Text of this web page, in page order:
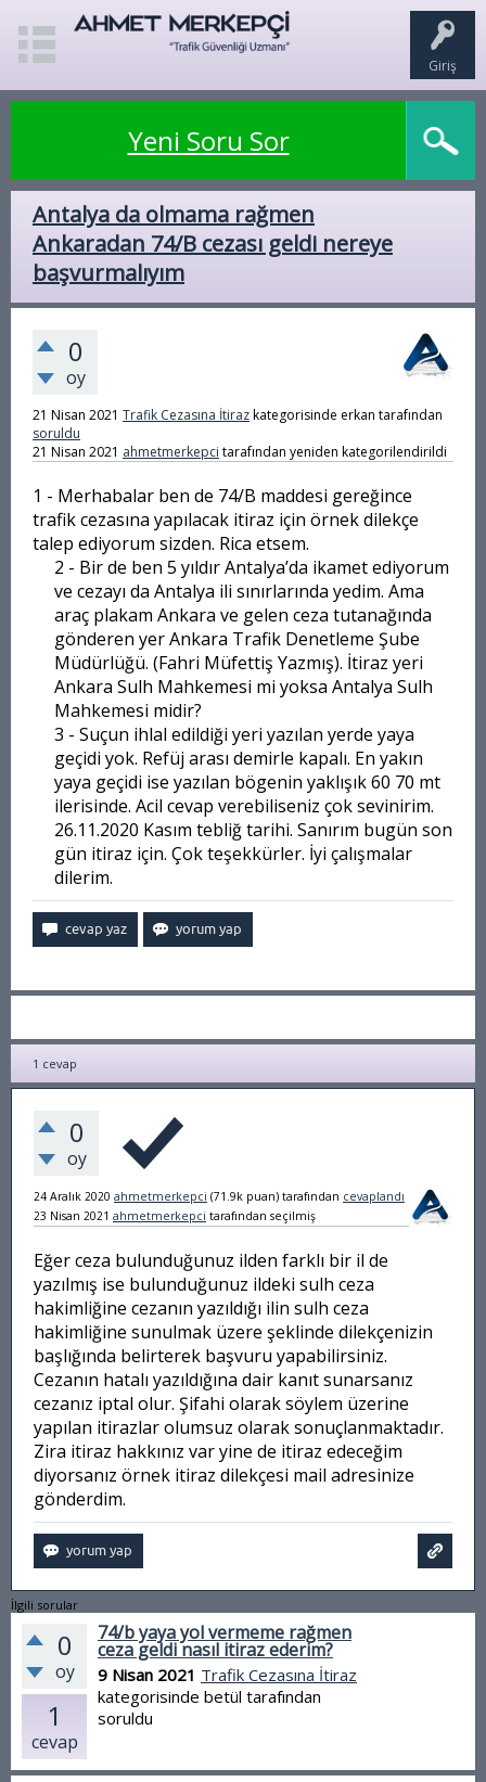
Giriş
Yeni Soru Sor
Antalya da olmama rağmen
Ankaradan 74/B cezası geldi nereye
başvurmalıyım
0
oy
21 Nisan 2021 Trafik Cezasına İtirazkategorisinde erkan tarafından
soruldu
21 Nisan 2021 ahmetmerkepci tarafından yeniden kategorilendirildi
1 - Merhabalar ben de 74/B maddesi gereğince
trafik cezasına yapılacak itiraz için örnek dilekçe
talep ediyorum sizden. Rica etsem.
2 - Bir de ben 5 yıldır Antalya’da ikamet ediyorum
ve cezayı da Antalya ili sınırlarında yedim. Ama
araç plakam Ankara ve gelen ceza tutanağında
gönderen yer Ankara Trafik Denetleme Şube
Müdürlüğü. (Fahri Müfettiş Yazmış). İtiraz yeri
Ankara Sulh Mahkemesi mi yoksa Antalya Sulh
Mahkemesi midir?
3 - Suçun ihlal edildiği yeri yazılan yerde yaya
geçidi yok. Refüj arası demirle kapalı. En yakın
yaya geçidi ise yazılan bögenin yaklışık 60 70 mt
ilerisinde. Acil cevap verebiliseniz çok sevinirim.
26.11.2020 Kasım tebliğ tarihi. Sanırım bugün son
gün itiraz için. Çok teşekkürler. İyi çalışmalar
dilerim.
1 cevap
0
oy
24 Aralık 2020 ahmetmerkepci (71.9k puan) tarafından cevaplandı
23 Nisan 2021 ahmetmerkepci tarafından seçilmiş
Eğer ceza bulunduğunuz ilden farklı bir il de
yazılmış ise bulunduğunuz ildeki sulh ceza
hakimliğine cezanın yazıldığı ilin sulh ceza
hakimliğine sunulmak üzere şeklinde dilekçenizin
başlığında belirterek başvuru yapabilirsiniz.
Cezanın hatalı yazıldığına dair kanıt sunarsanız
cezanız iptal olur. Şifahi olarak söylem üzerine
yapılan itirazlar olumsuz olarak sonuçlanmaktadır.
Zira itiraz hakkınız var yine de itiraz edeceğim
diyorsanız örnek itiraz dilekçesi mail adresinize
gönderdim.
İlgili sorular
0
oy
1
cevap
74/b yaya yol vermeme rağmen
ceza geldi nasıl itiraz ederim?
9 Nisan 2021 Trafik Cezasına İtiraz
kategorisinde betül tarafından
soruldu